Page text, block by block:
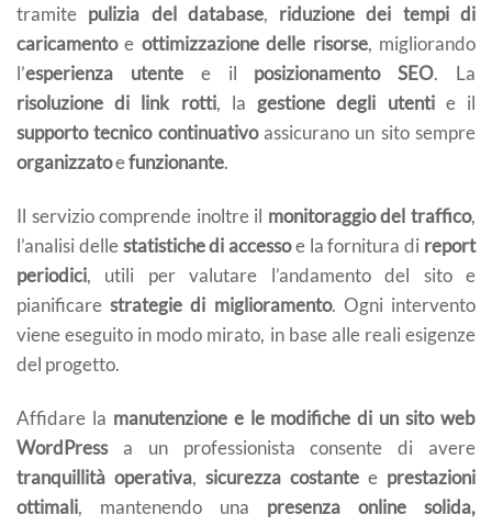
tramite pulizia del database, riduzione dei tempi di
caricamentoe ottimizzazione delle risorse, migliorando
l’esperienza utentee il posizionamento SEO. La
risoluzione di link rotti, la gestione degli utentie il
supporto tecnico continuativoassicurano un sito sempre
organizzatoefunzionante.
Il servizio comprende inoltre il monitoraggio del traffico,
l’analisi dellestatistiche di accessoe la fornitura di report
periodici, utili per valutare l’andamento del sito e
pianificarestrategie di miglioramento. Ogni intervento
viene eseguito in modo mirato, in base alle reali esigenze
del progetto.
Affidare la manutenzione e le modifiche di un sito web
WordPressa un professionista consente di avere
tranquillità operativa, sicurezza costante e prestazioni
ottimali, mantenendo una presenza online solida,